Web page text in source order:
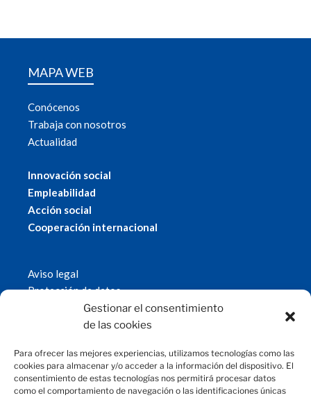
Gestionar el consentimiento
de las cookies
Para ofrecer las mejores experiencias, utilizamos tecnologías como las
cookies para almacenar y/o acceder a la información del dispositivo. El
consentimiento de estas tecnologías nos permitirá procesar datos
como el comportamiento de navegación o las identificaciones únicas
MAPA WEB
Conócenos
Trabaja con nosotros
Actualidad
Innovación social
Empleabilidad
Acción social
Cooperación internacional
Aviso legal
Protección de datos
Política de cookies
© 2019 Fundación Magtel.
CONTACTO